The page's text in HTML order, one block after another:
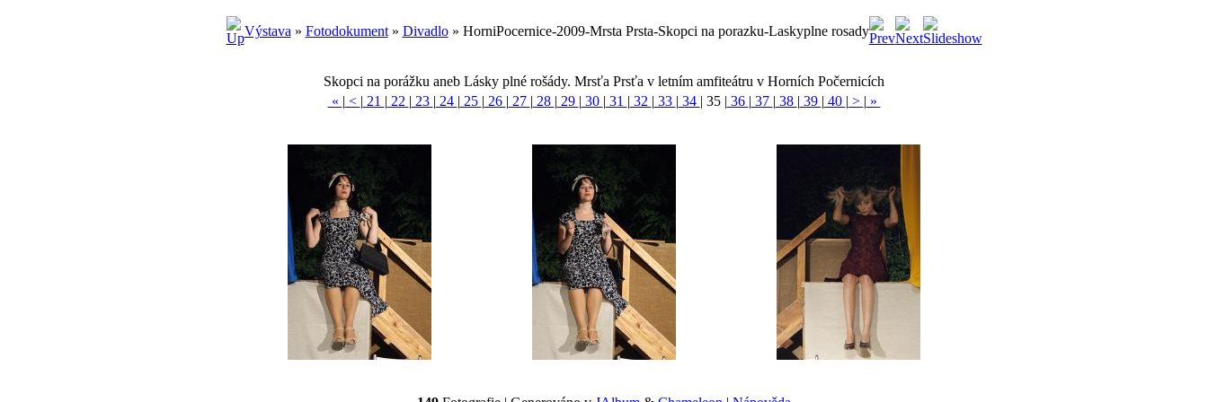
Výstava » Fotodokument» Divadlo» HorniPocernice-2009-Mrsta Prsta-Skopci na porazku-Laskyplne rosady
Skopci na porážku aneb Lásky plné rošády. Mrsťa Prsťa v letním amfiteátru v Horních Počernicích
« | < | 21 | 22 | 23 | 24 | 25 | 26 | 27 | 28 | 29 | 30 | 31 | 32 | 33 | 34 | 35 | 36 | 37 | 38 | 39 | 40 | > | »